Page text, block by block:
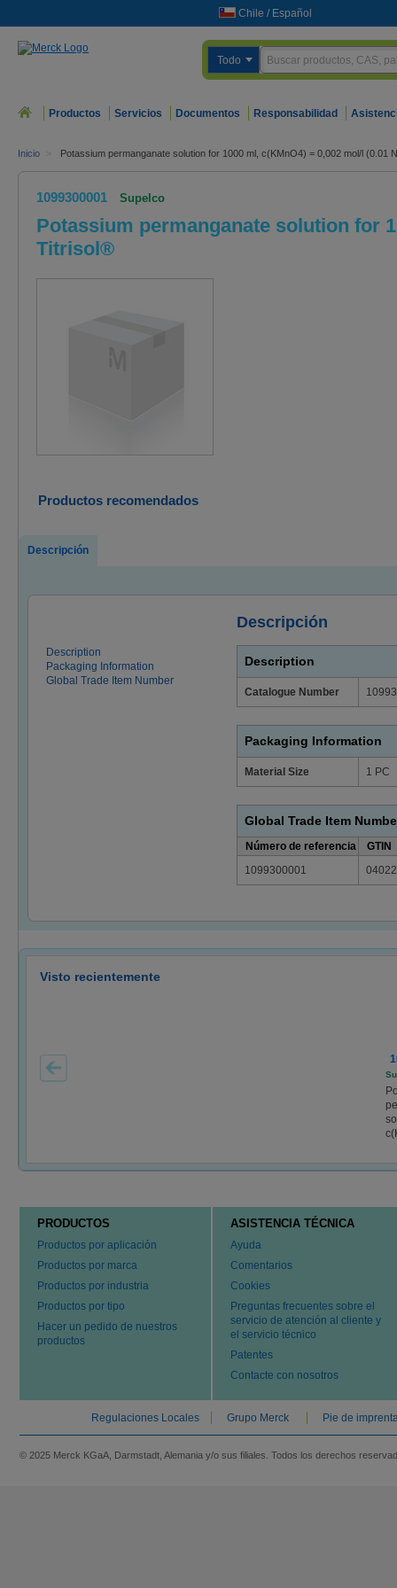
Chile / Español
Todo
Productos Servicios Documentos Responsabilidad
Inicio > Potassium permanganate solution for 1000 ml, c(KMnO4) = 0,002 mol/l (0.01
1099300001 Supelco
Potassium permanganate solution for
Titrisol®
Productos recomendados
Descripción
Descripción
Description
Packaging Information
Global Trade Item Number
Description
Catalogue Number
Packaging Information
Material Size 1 PC
Global Trade Item
Número de referencia
GTIN
1099300001
Visto recientemente
PRODUCTOS
Productos por aplicación
Productos por marca
Productos por industria
Productos por tipo
Hacer un pedido de nuestros
productos
ASISTENCIA TÉCNICA
Ayuda
Comentarios
Cookies
Preguntas frecuentes sobre el
servicio de atención al cliente y
el servicio técnico
Patentes
Contacte con nosotros
Regulaciones Locales Grupo Merck Pie de
© 2025 Merck KGaA, Darmstadt, Alemania y/o sus filiales. Todos los derechos